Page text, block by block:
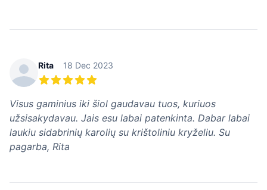
Rita 18 Dec 2023
Visus gaminius iki šiol gaudavau tuos, kuriuos
užsisakydavau. Jais esu labai patenkinta. Dabar labai
laukiu sidabrinių karolių su krištoliniu kryželiu. Su
pagarba, Rita